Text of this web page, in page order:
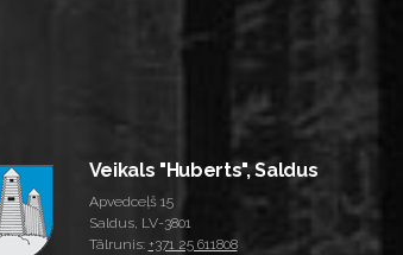
Veikals "Huberts", Saldus
Apvedceļš 15
Saldus, LV-3801
Tālrunis: +371 25 611808